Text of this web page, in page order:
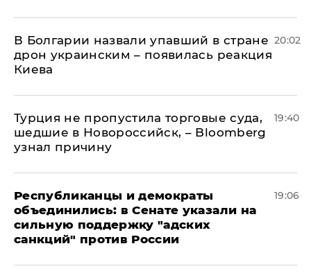
В Болгарии назвали упавший в стране
дрон украинским – появилась реакция
Киева
20:02
Турция не пропустила торговые суда,
шедшие в Новороссийск, – Bloomberg
узнал причину
19:40
Республиканцы и демократы
объединились: в Сенате указали на
сильную поддержку "адских
санкций" против России
19:06